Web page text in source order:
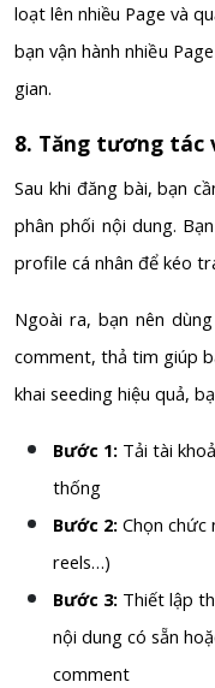
loạt lên nhiều Page và
bạn vận hành nhiều
gian.
8. Tăng tương tác
Sau khi đăng bài, bạn
phân phối nội dung.
profile cá nhân để kéo
Ngoài ra, bạn nên
comment, thả tim giúp
khai seeding hiệu quả,
Bước 1: Tải tài
thống
Bước 2: Chọn chức
reels…)
Bước 3: Thiết lập
nội dung có sẵn
comment